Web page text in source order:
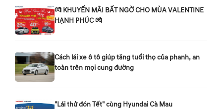
💏 KHUYẾN MÃI BẤT NGỜ CHO MÙA VALENTINE
HẠNH PHÚC 💏
Cách lái xe ô tô giúp tăng tuổi thọ của phanh, an
toàn trên mọi cung đường
"Lái thử đón Tết" cùng Hyundai Cà Mau